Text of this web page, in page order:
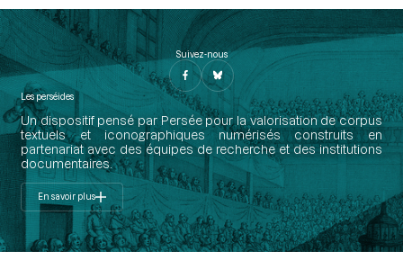
Suivez-nous
Les perséides
Un dispositif pensé par Persée pour la valorisation de corpus
textuels et iconographiques numérisés construits en
partenariat avec des équipes de recherche et des institutions
documentaires.
En savoir plus